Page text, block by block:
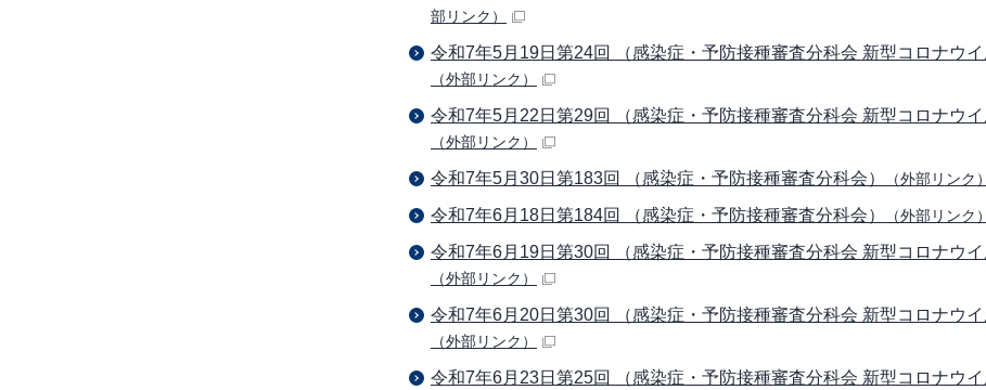
部リンク）
令和7年5月19日第24回 （感染症・予防接種審査分科会 新型コロナウ
（外部リンク）
令和7年5月22日第29回 （感染症・予防接種審査分科会 新型コロナウ
（外部リンク）
令和7年5月30日第183回 （感染症・予防接種審査分科会） （外部リンク）
令和7年6月18日第184回 （感染症・予防接種審査分科会） （外部リンク）
令和7年6月19日第30回 （感染症・予防接種審査分科会 新型コロナウ
（外部リンク）
令和7年6月20日第30回 （感染症・予防接種審査分科会 新型コロナウ
（外部リンク）
令和7年6月23日第25回 （感染症・予防接種審査分科会 新型コロナウ